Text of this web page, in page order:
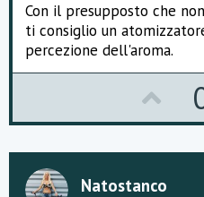
Con il presupposto che
ti consiglio un
percezione dell'aroma.
p
v
Natostanco